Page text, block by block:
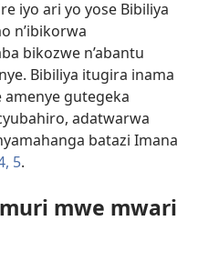
iyo ari yo yose Bibiliya
n’ibikorwa
bikozwe n’abantu
Bibiliya itugira inama
gutegeka
adatwarwa
batazi Imana
5.
mwe mwari